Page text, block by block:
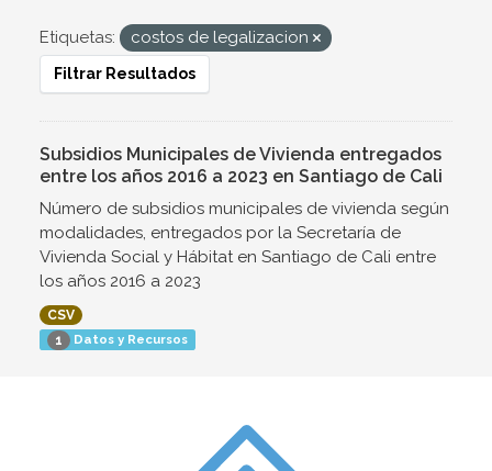
Etiquetas: costos de legalizacion
Filtrar Resultados
Subsidios Municipales de Vivienda entregados
entre los años 2016 a 2023 en Santiago de Cali
Número de subsidios municipales de vivienda según
modalidades, entregados por la Secretaría de
Vivienda Social y Hábitat en Santiago de Cali entre
los años 2016 a 2023
CSV
1 Datos y Recursos